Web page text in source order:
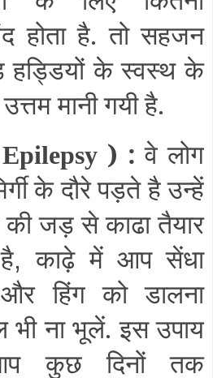
होता है. तो सहजन
हड्डियों के स्वस्थ के
मानी गयी है.
Epilepsy ) :वे लोग
के दौरे पड़ते है उन्हें
जड़ से काढा तैयार
,काढ़े में आप सेंधा
हिंग को डालना
भी ना भूलें. इस उपाय
कुछ दिनों तक